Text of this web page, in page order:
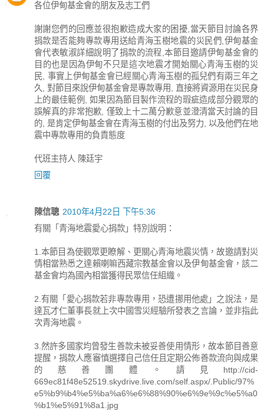
各位伊甸基金會的朋友及志工們
謝謝您們的回應並很抱歉造成大家的困擾,當天節目討論各界
捐款是否能夠專款專用送給青海玉樹地震的災民們,伊甸基金
會代表敏淑詳細說明了捐款的流程,本節目邀請伊甸基金會的
目的也是因為伊甸不只是這次地震才開始關心青海玉樹的災
民, 事實上伊甸基金會已經關心青海玉樹的孤兒們有兩三年之
久, 對節目來說伊甸基金會是專款專用, 直接將資源用在災民身
上的最佳範例, 如果因為節目製作流程的瑕疵造成部分觀眾的
誤解真的非常抱歉, 僅致上十二萬分歉意並澄清當天討論的目
的, 是肯定伊甸基金會在青海玉樹的付出及努力, 以及他們在地
震中專款專用的負責態度
代班主持人 陳廷宇
回覆
陳信聰 2010年4月22日 下午5:36
有關「青海地震愛心捐款」特別說明：
1.本節目為使觀眾更瞭解、更關心青海地震災情，故邀請對災
情相當熟悉之達賴喇嘛西藏宗教基金會以及伊甸基金會，該二
基金會均為國內相當獲得民眾信任組織。
2.有關「愛心捐款若非專款專用，恐遭挪用他處」之說法，是
達瓦才仁董事長就上次中國雪災經驗所發表之言論，並非指此
次青海地震。
3.然許多國家均曾發生善款未被妥善使用情形，故本節目善意
提醒，捐款人應審慎選擇自己信任且定期公佈善款流向與成果
的慈善團體。請見http://cid-
669ec81f48e52519.skydrive.live.com/self.aspx/.Public/97%
e5%b9%b4%e5%ba%a6%e6%88%90%e6%9e%9c%e5%a0
%b1%e5%91%8a1.jpg